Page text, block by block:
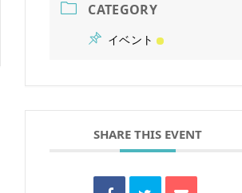
CATEGORY
イベント
SHARE THIS EVENT